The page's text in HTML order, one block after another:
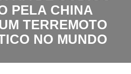
PELA CHINA
TERREMOTO
NO MUNDO